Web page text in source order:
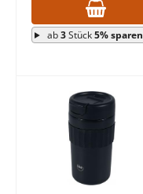
ab3Stück5% sparen